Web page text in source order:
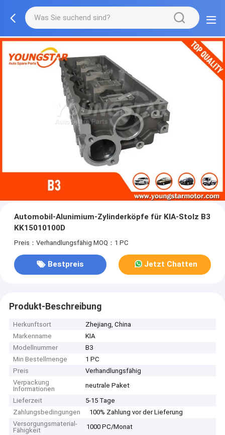
Automobil-Alunimium-Zylinderköpfe für KIA-Stolz B3
KK15010100D
Preis：Verhandlungsfähig MOQ：1 PC
Bestpreis Jetzt Chatten
Produkt-Beschreibung
Herkunftsort
Zhejiang, China
Markenname
KIA
Modellnummer
B3
Min Bestellmenge
1 PC
Preis
Verhandlungsfähig
Verpackung
Informationen
neutrale Paket
Lieferzeit
5-15 Tage
Zahlungsbedingungen
100% Zahlung vor der Lieferung
Versorgungsmaterial-
Fähigkeit
1000 PC/Monat